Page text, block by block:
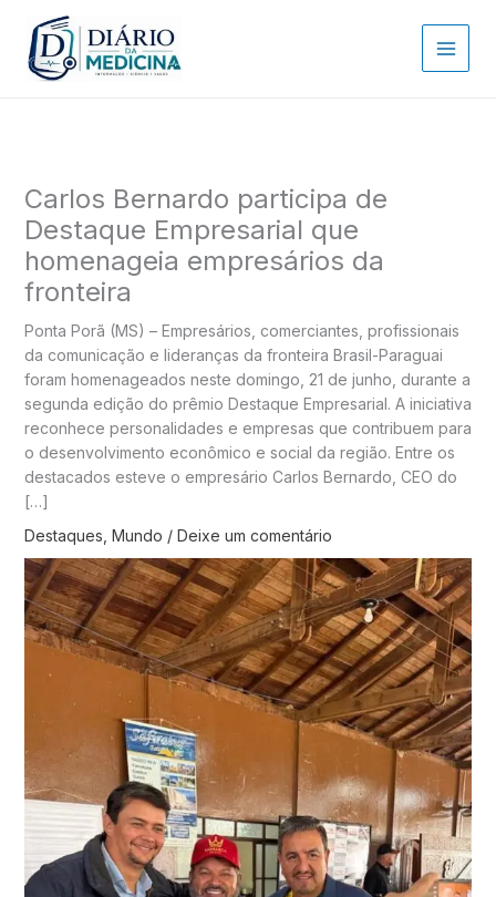
para
conteúdo
Carlos Bernardo participa de
Destaque Empresarial que
homenageia empresários da
fronteira
Ponta Porã (MS) – Empresários, comerciantes, profissionais
da comunicação e lideranças da fronteira Brasil-Paraguai
foram homenageados neste domingo, 21 de junho, durante a
segunda edição do prêmio Destaque Empresarial. A iniciativa
reconhece personalidades e empresas que contribuem para
o desenvolvimento econômico e social da região. Entre os
destacados esteve o empresário Carlos Bernardo, CEO do
[…]
Destaques Mundo / Deixe um comentário